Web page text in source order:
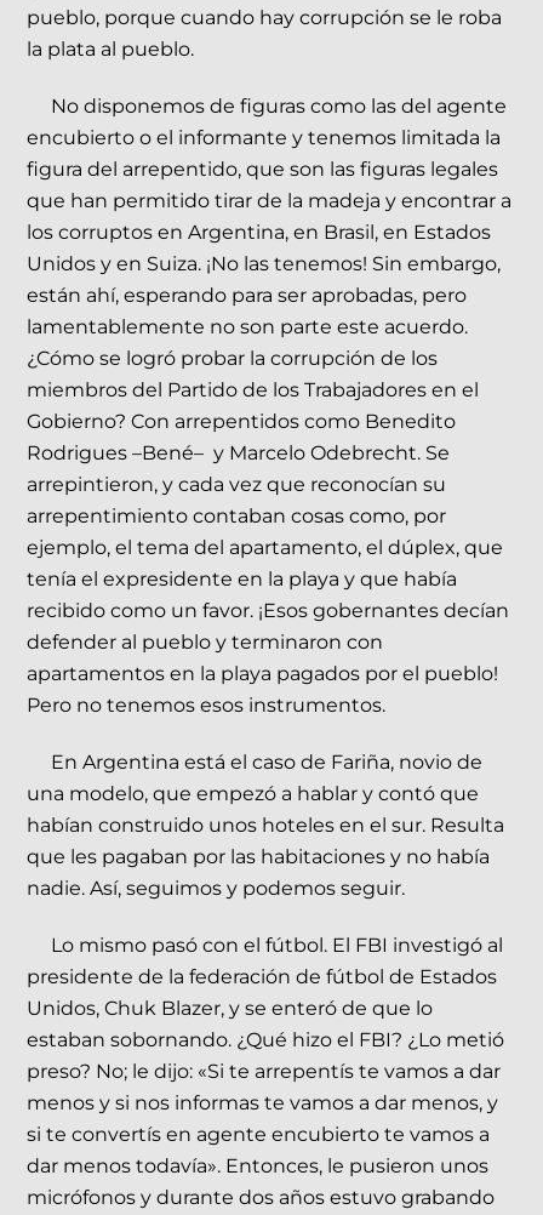
pueblo, porque cuando hay corrupción se le roba
la plata al pueblo.
No disponemos de figuras como las del agente
encubierto o el informante y tenemos limitada la
figura del arrepentido, que son las figuras legales
que han permitido tirar de la madeja y encontrar a
los corruptos en Argentina, en Brasil, en Estados
Unidos y en Suiza. ¡No las tenemos! Sin embargo,
están ahí, esperando para ser aprobadas, pero
lamentablemente no son parte este acuerdo.
¿Cómo se logró probar la corrupción de los
miembros del Partido de los Trabajadores en el
Gobierno? Con arrepentidos como Benedito
Rodrigues –Bené– y Marcelo Odebrecht. Se
arrepintieron, y cada vez que reconocían su
arrepentimiento contaban cosas como, por
ejemplo, el tema del apartamento, el dúplex, que
tenía el expresidente en la playa y que había
recibido como un favor. ¡Esos gobernantes decían
defender al pueblo y terminaron con
apartamentos en la playa pagados por el pueblo!
Pero no tenemos esos instrumentos.
En Argentina está el caso de Fariña, novio de
una modelo, que empezó a hablar y contó que
habían construido unos hoteles en el sur. Resulta
que les pagaban por las habitaciones y no había
nadie. Así, seguimos y podemos seguir.
Lo mismo pasó con el fútbol. El FBI investigó al
presidente de la federación de fútbol de Estados
Unidos, Chuk Blazer, y se enteró de que lo
estaban sobornando. ¿Qué hizo el FBI? ¿Lo metió
preso? No; le dijo: «Si te arrepentís te vamos a dar
menos y si nos informas te vamos a dar menos, y
si te convertís en agente encubierto te vamos a
dar menos todavía». Entonces, le pusieron unos
micrófonos y durante dos años estuvo grabando